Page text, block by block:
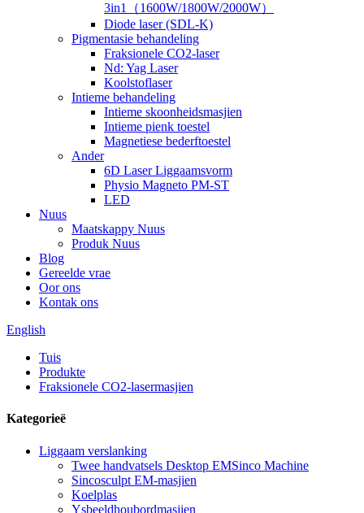
3in1（1600W/1800W/2000W）
Diode laser (SDL-K)
Pigmentasie behandeling
Fraksionele CO2-laser
Nd: Yag Laser
Koolstoflaser
Intieme behandeling
Intieme skoonheidsmasjien
Intieme pienk toestel
Magnetiese bederftoestel
Ander
6D Laser Liggaamsvorm
Physio Magneto PM-ST
LED
Nuus
Maatskappy Nuus
Produk Nuus
Blog
Gereelde vrae
Oor ons
Kontak ons
English
Tuis
Produkte
Fraksionele CO2-lasermasjien
Kategorieë
Liggaam verslanking
Twee handvatsels Desktop EMSinco Machine
Sincosculpt EM-masjien
Koelplas
Ysbeeldhoubordmasjien